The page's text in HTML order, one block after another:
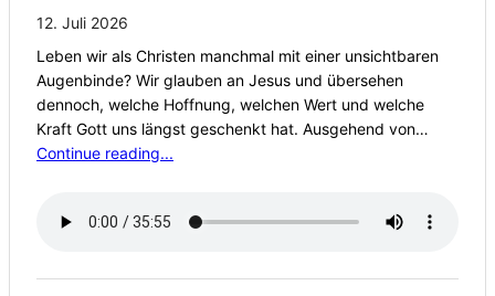
12. Juli 2026
Leben wir als Christen manchmal mit einer unsichtbaren
Augenbinde? Wir glauben an Jesus und übersehen
dennoch, welche Hoffnung, welchen Wert und welche
Kraft Gott uns längst geschenkt hat. Ausgehend von…
Continue reading...